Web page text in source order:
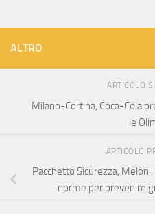
ALTRO
ARTICOLO
Milano-Cortina, Coca-Cola
le
ARTICOLO
Pacchetto Sicurezza,
norme per prevenire